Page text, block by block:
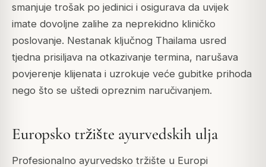
smanjuje trošak po jedinici i osigurava da uvijek
imate dovoljne zalihe za neprekidno kliničko
poslovanje. Nestanak ključnog Thailama usred
tjedna prisiljava na otkazivanje termina, narušava
povjerenje klijenata i uzrokuje veće gubitke prihoda
nego što se uštedi opreznim naručivanjem.
Europsko tržište ayurvedskih ulja
Profesionalno ayurvedsko tržište u Europi